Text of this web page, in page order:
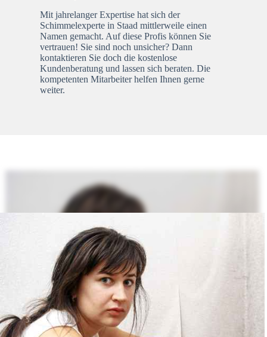
Mit jahrelanger Expertise hat sich der
Schimmelexperte in Staad mittlerweile einen
Namen gemacht. Auf diese Profis können Sie
vertrauen! Sie sind noch unsicher? Dann
kontaktieren Sie doch die kostenlose
Kundenberatung und lassen sich beraten. Die
kompetenten Mitarbeiter helfen Ihnen gerne
weiter.